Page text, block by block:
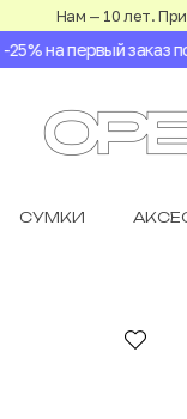
Нам — 10 лет.
на первый заказ по
СУМКИ